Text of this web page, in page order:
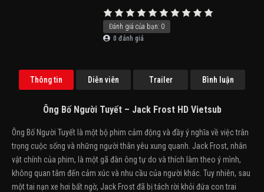
Đánh giá của bạn: 0
0 đánh giá
Thông tin Diễn viên Trailer Bình luận
Ông Bố Người Tuyết – Jack Frost HD Vietsub
Ông Bố Người Tuyết là một bộ phim cảm động và đầy ý nghĩa về việc trân
trọng cuộc sống và những người thân yêu xung quanh. Jack Frost, nhân
vật chính của phim, là một gã đàn ông tự do và thích làm theo ý mình,
không quan tâm đến cảm xúc và nhu cầu của người khác. Tuy nhiên, sau
một tai nạn xe hơi bất ngờ, Jack Frost đã bị tách rời khỏi đứa con trai